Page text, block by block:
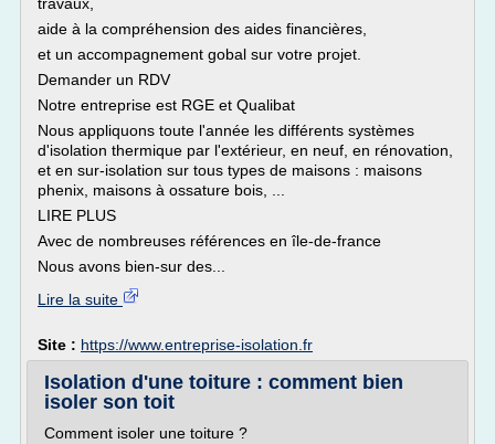
aide à la compréhension des aides financières,
et un accompagnement gobal sur votre projet.
Demander un RDV
Notre entreprise est RGE et Qualibat
Nous appliquons toute l'année les différents systèmes
d'isolation thermique par l'extérieur, en neuf, en rénovation,
et en sur-isolation sur tous types de maisons : maisons
phenix, maisons à ossature bois, ...
LIRE PLUS
Avec de nombreuses références en île-de-france
Nous avons bien-sur des...
Lire la suite
Site : https://www.entreprise-isolation.fr
Isolation d'une toiture : comment bien
isoler son toit
Comment isoler une toiture ?